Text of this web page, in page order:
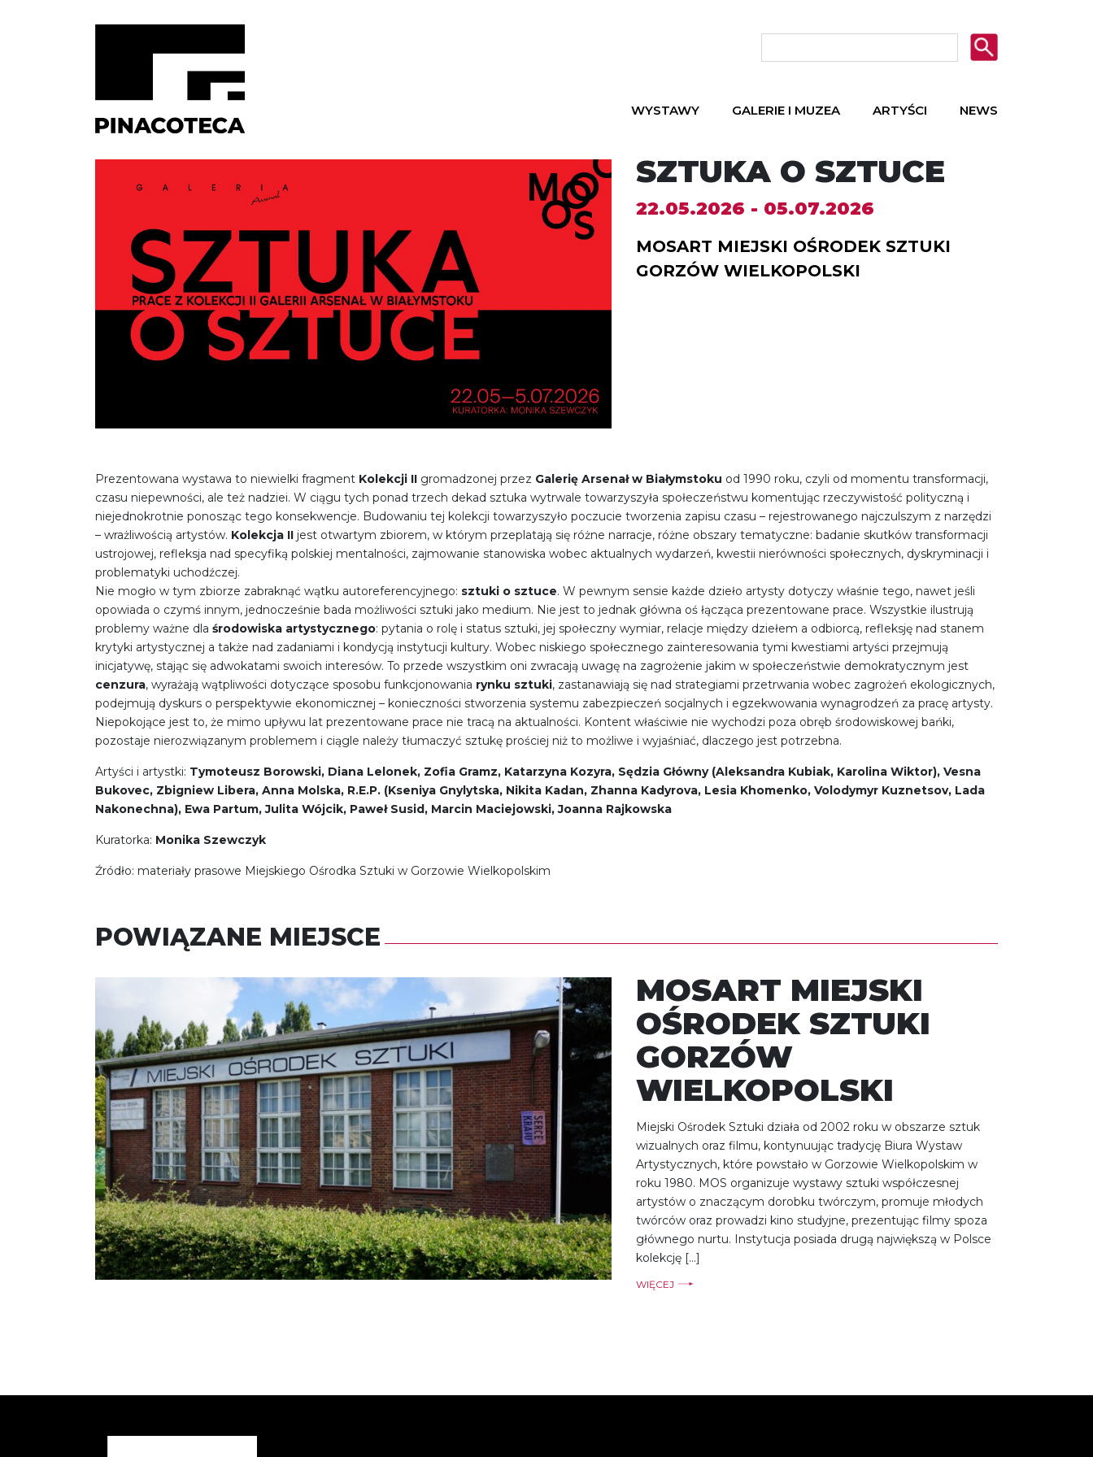
WYSTAWY GALERIE I MUZEA ARTYŚCI NEWS
SZTUKA O SZTUCE
22.05.2026 - 05.07.2026
MOSART MIEJSKI OŚRODEK SZTUKI
GORZÓW WIELKOPOLSKI
Prezentowana wystawa to niewielki fragment Kolekcji II gromadzonej przez Galerię Arsenał w Białymstoku od 1990 roku, czyli od momentu transformacji,
czasu niepewności, ale też nadziei. W ciągu tych ponad trzech dekad sztuka wytrwale towarzyszyła społeczeństwu komentując rzeczywistość polityczną i
niejednokrotnie ponosząc tego konsekwencje. Budowaniu tej kolekcji towarzyszyło poczucie tworzenia zapisu czasu – rejestrowanego najczulszym z narzędzi
– wrażliwością artystów. Kolekcja II jest otwartym zbiorem, w którym przeplatają się różne narracje, różne obszary tematyczne: badanie skutków transformacji
ustrojowej, refleksja nad specyfiką polskiej mentalności, zajmowanie stanowiska wobec aktualnych wydarzeń, kwestii nierówności społecznych, dyskryminacji i
problematyki uchodźczej.
Nie mogło w tym zbiorze zabraknąć wątku autoreferencyjnego: sztuki o sztuce. W pewnym sensie każde dzieło artysty dotyczy właśnie tego, nawet jeśli
opowiada o czymś innym, jednocześnie bada możliwości sztuki jako medium. Nie jest to jednak główna oś łącząca prezentowane prace. Wszystkie ilustrują
problemy ważne dla środowiska artystycznego: pytania o rolę i status sztuki, jej społeczny wymiar, relacje między dziełem a odbiorcą, refleksję nad stanem
krytyki artystycznej a także nad zadaniami i kondycją instytucji kultury. Wobec niskiego społecznego zainteresowania tymi kwestiami artyści przejmują
inicjatywę, stając się adwokatami swoich interesów. To przede wszystkim oni zwracają uwagę na zagrożenie jakim w społeczeństwie demokratycznym jest
cenzura, wyrażają wątpliwości dotyczące sposobu funkcjonowania rynku sztuki, zastanawiają się nad strategiami przetrwania wobec zagrożeń ekologicznych,
podejmują dyskurs o perspektywie ekonomicznej – konieczności stworzenia systemu zabezpieczeń socjalnych i egzekwowania wynagrodzeń za pracę artysty.
Niepokojące jest to, że mimo upływu lat prezentowane prace nie tracą na aktualności. Kontent właściwie nie wychodzi poza obręb środowiskowej bańki,
pozostaje nierozwiązanym problemem i ciągle należy tłumaczyć sztukę prościej niż to możliwe i wyjaśniać, dlaczego jest potrzebna.
Artyści i artystki: Tymoteusz Borowski, Diana Lelonek, Zofia Gramz, Katarzyna Kozyra, Sędzia Główny (Aleksandra Kubiak, Karolina Wiktor), Vesna
Bukovec, Zbigniew Libera, Anna Molska, R.E.P. (Kseniya Gnylytska, Nikita Kadan, Zhanna Kadyrova, Lesia Khomenko, Volodymyr Kuznetsov, Lada
Nakonechna), Ewa Partum, Julita Wójcik, Paweł Susid, Marcin Maciejowski, Joanna Rajkowska
Kuratorka: Monika Szewczyk
Źródło: materiały prasowe Miejskiego Ośrodka Sztuki w Gorzowie Wielkopolskim
POWIĄZANE MIEJSCE
MOSART MIEJSKI
OŚRODEK SZTUKI
GORZÓW
WIELKOPOLSKI
Miejski Ośrodek Sztuki działa od 2002 roku w obszarze sztuk
wizualnych oraz filmu, kontynuując tradycję Biura Wystaw
Artystycznych, które powstało w Gorzowie Wielkopolskim w
roku 1980. MOS organizuje wystawy sztuki współczesnej
artystów o znaczącym dorobku twórczym, promuje młodych
twórców oraz prowadzi kino studyjne, prezentując filmy spoza
głównego nurtu. Instytucja posiada drugą największą w Polsce
kolekcję […]
WIĘCEJ